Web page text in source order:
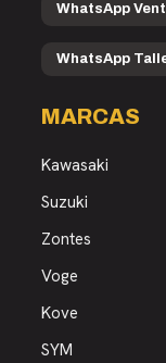
WhatsApp
WhatsApp
MARCAS
Kawasaki
Suzuki
Zontes
Voge
Kove
SYM